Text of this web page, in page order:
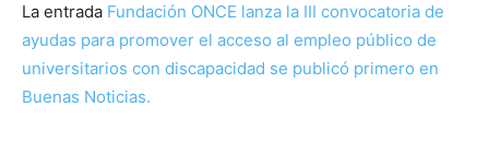
La entrada Fundación ONCE lanza la III convocatoria de
ayudas para promover el acceso al empleo público de
universitarios con discapacidad se publicó primero en
Buenas Noticias.